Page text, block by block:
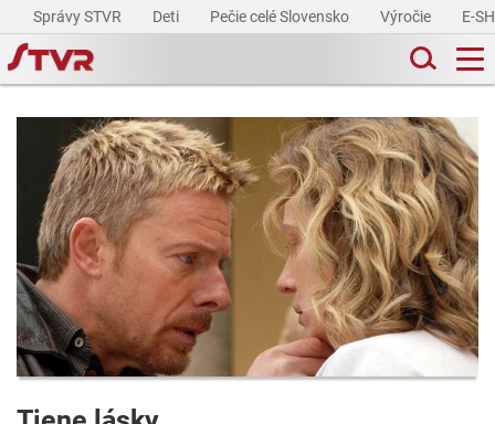
Správy STVR Deti Pečie celé Slovensko Výročie E-